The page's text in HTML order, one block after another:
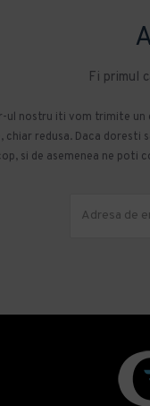
Fi primul
ul nostru iti vom trimite
redusa. Daca
si de asemenea ne poti